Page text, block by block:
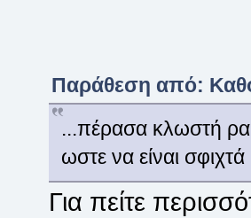
Παράθεση από:
...πέρασα κλωστή
ωστε να είναι
Για πείτε